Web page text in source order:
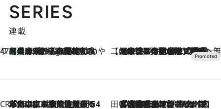
SERIES
連載
47都道府県の手みやげ ひんやりスイーツで夏を満喫
8 Hours Ago
【兵庫県】この夏絶対食べたい 冷やしておいしいおやつ3選 淡路島の恵みをジェラートに集約 【CREA×星野リゾート】唯一無二。癒しと発見が待つ場所へ
2026.8.7
【トンボの足水浴】ヒノキの香りに包まれて涼感マックス！約13℃の湧水かけ流しを避暑地「星野温泉 トンボの湯」で体験
CREA'S CHOICE
2026.8.7
「立川にも歌舞伎があるんだよ」 片岡仁左衛門・市川中車ら豪華座組みで4年目の立川立飛歌舞伎へ 田中稲の勝手に再ブーム
2026.8.7
「湘南乃風に憧れて」観客大盛上がりの“タオル回し”に、ラッパー顔負けの高速歌唱まで…さだまさし（74）のアグレッシブすぎる現在地